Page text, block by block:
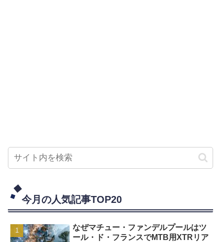
今月の人気記事TOP20
なぜマチュー・ファンデルプールはツ
ール・ド・フランスでMTB用XTRリア